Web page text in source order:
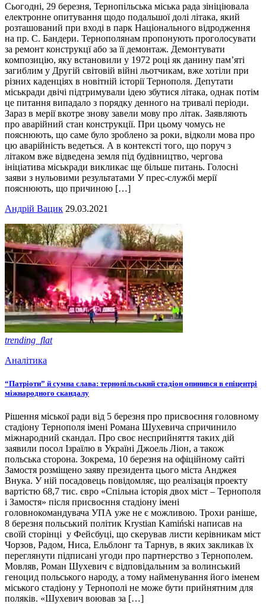
Сьогодні, 29 березня, Тернопільська міська рада зініціювала
електронне опитування щодо подальшої долі літака, який
розташований при вході в парк Національного відродження
на пр. С. Бандери. Тернополянам пропонують проголосувати
за ремонт конструкцї або за її демонтаж. Демонтувати
композицію, яку встановили у 1972 році як данину пам’яті
загиблим у Другій світовій війні льотчикам, вже хотіли при
різних каденціях в новітній історії Тернополя. Депутати
міськради двічі підтримували ідею збутися літака, однак потім
це питання випадало з порядку денного на тривалі періоди.
Зараз в мерії вкотре знову завели мову про літак. Заявляють
про аварійний стан конструкції. При цьому чомусь не
пояснюють, що саме було зроблено за роки, відколи мова про
цю аварійність ведеться. А в контексті того, що поруч з
літаком вже відведена земля під будівництво, чергова
ініціатива міськради викликає ще більше питань. Голосні
заяви з нульовими результатами У прес-службі мерії
пояснюють, що причиною […]
Андрій Вацик 29.03.2021
trending_flat
Аналітика
“Патріоти” й сумна слава: тернопільський стадіон опинився в епіцентрі
міжнародного скандалу
Рішення міської ради від 5 березня про присвоєння головному
стадіону Тернополя імені Романа Шухевича спричинило
міжнародний скандал. Про своє несприйняття таких дій
заявили посол Ізраїлю в Україні Джоель Ліон, а також
польська сторона. Зокрема, 10 березня на офіційному сайті
Замостя розміщено заяву президента цього міста Анджея
Внука. У ній посадовець повідомляє, що реалізація проекту
вартістю 68,7 тис. євро «Спільна історія двох міст – Тернополя
і Замостя» після присвоєння стадіону імені
головнокомандувача УПА уже не є можливою. Трохи раніше,
8 березня польський політик Krystian Kamiński написав на
своїй сторінці у Фейсбуці, що скерував листи керівникам міст
Чорзов, Радом, Ниса, Ельблонг та Тарнув, в яких закликав їх
переглянути підписані угоди про партнерство з Тернополем.
Мовляв, Роман Шухевич є відповідальним за волинський
геноцид польського народу, а тому найменування його іменем
міського стадіону у Тернополі не може бути прийнятним для
поляків. «Шухевич воював за […]